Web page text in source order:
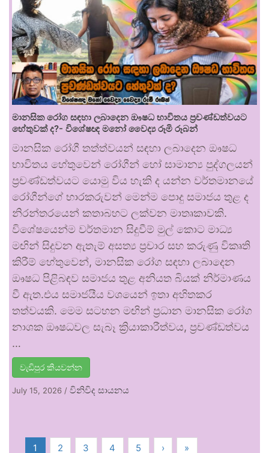
මානසික රෝග සඳහා ලබාදෙන ඖෂධ භාවිතය ප්‍රචණ්ඩත්වයට
හේතුවක් ද?- විශේෂඥ මනෝ වෛද්‍ය රූමි රූබන්
මානසික රෝගී තත්ත්වයන් සඳහා ලබාදෙන ඖෂධ
භාවිතය හේතුවෙන් රෝගීන් හෝ සාමාන්‍ය පුද්ගලයන්
ප්‍රචණ්ඩත්වයට යොමු විය හැකි ද යන්න වර්තමානයේ
රෝගීන්ගේ භාරකරුවන් මෙන්ම පොදු සමාජය තුළ ද
නිරන්තරයෙන් කතාබහට ලක්වන මාතෘකාවකි.
විශේෂයෙන්ම වර්තමාන සිදුවීම් මුල් කොට මාධ්‍ය
මඟින් සිදුවන ඇතැම් අසත්‍ය ප්‍රචාර සහ කරුණු විකෘති
කිරීම් හේතුවෙන්, මානසික රෝග සඳහා ලබාදෙන
ඖෂධ පිළිබඳව සමාජය තුළ අනියත බියක් නිර්මාණය
වී ඇත.එය සමාජයීය වශයෙන් ඉතා අහිතකර
තත්වයකි. මෙම සටහන මඟින් ප්‍රධාන මානසික රෝග
නාශක ඖෂධවල සැබෑ ක්‍රියාකාරීත්වය, ප්‍රචණ්ඩත්වය
…
වැඩිපුර කියවන්න
July 15, 2026 / විනිවිද සායනය
1 2 3 4 5 › »